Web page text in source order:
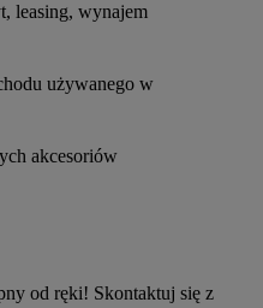
leasing, wynajem
używanego w
akcesoriów
od ręki! Skontaktuj się z